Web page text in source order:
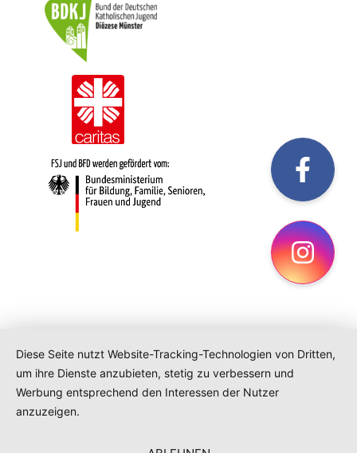
Diese Seite nutzt Website-Tracking-Technologien von Dritten,
um ihre Dienste anzubieten, stetig zu verbessern und
Werbung entsprechend den Interessen der Nutzer
anzuzeigen.